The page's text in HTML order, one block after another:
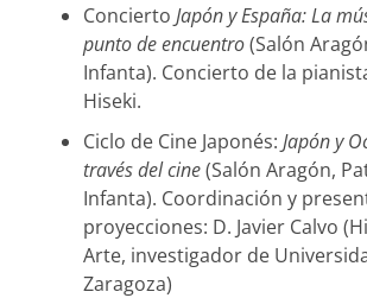
Concierto Japón y España: La
punto de encuentro(Salón
Infanta). Concierto de la
Hiseki.
Ciclo de Cine Japonés: Japón y
través del cine(Salón Aragón,
Infanta). Coordinación y
proyecciones: D. Javier Calvo
Arte, investigador de
Zaragoza)